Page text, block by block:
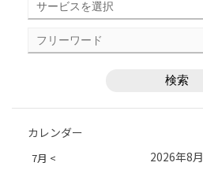
カレンダー
7月 < 2026年8月